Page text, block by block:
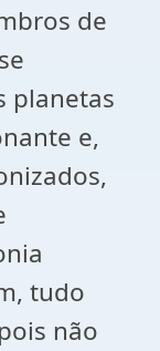
de
planetas
e,
tudo
não